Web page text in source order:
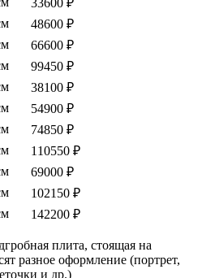
33600 ₽
48600 ₽
66600 ₽
99450 ₽
38100 ₽
54900 ₽
74850 ₽
110550 ₽
69000 ₽
102150 ₽
142200 ₽
плита, стоящая на
разное оформление (портрет,
и др.)